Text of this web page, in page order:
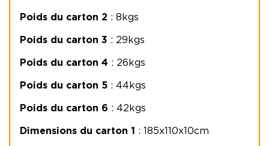
Poids du carton 2 : 8kgs
Poids du carton 3 : 29kgs
Poids du carton 4 : 26kgs
Poids du carton 5 : 44kgs
Poids du carton 6 : 42kgs
Dimensions du carton 1 : 185x110x10cm